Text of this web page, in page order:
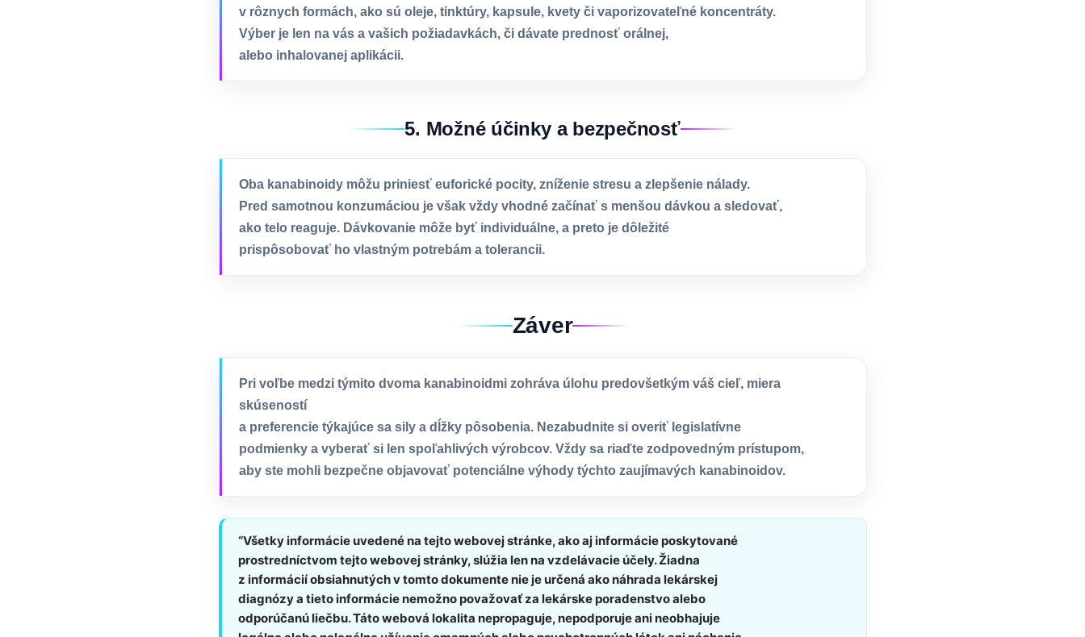
v rôznych formách, ako sú oleje, tinktúry, kapsule, kvety či vaporizovateľné koncentráty.
Výber je len na vás a vašich požiadavkách, či dávate prednosť orálnej,
alebo inhalovanej aplikácii.
5. Možné účinky a bezpečnosť
Oba kanabinoidy môžu priniesť euforické pocity, zníženie stresu a zlepšenie nálady.
Pred samotnou konzumáciou je však vždy vhodné začínať s menšou dávkou a sledovať,
ako telo reaguje. Dávkovanie môže byť individuálne, a preto je dôležité
prispôsobovať ho vlastným potrebám a tolerancii.
Záver
Pri voľbe medzi týmito dvoma kanabinoidmi zohráva úlohu predovšetkým váš cieľ, miera
skúseností
a preferencie týkajúce sa sily a dĺžky pôsobenia. Nezabudnite si overiť legislatívne
podmienky a vyberať si len spoľahlivých výrobcov. Vždy sa riaďte zodpovedným prístupom,
aby ste mohli bezpečne objavovať potenciálne výhody týchto zaujímavých kanabinoidov.
“Všetky informácie uvedené na tejto webovej stránke, ako aj informácie poskytované
prostredníctvom tejto webovej stránky, slúžia len na vzdelávacie účely. Žiadna
z informácií obsiahnutých v tomto dokumente nie je určená ako náhrada lekárskej
diagnózy a tieto informácie nemožno považovať za lekárske poradenstvo alebo
odporúčanú liečbu. Táto webová lokalita nepropaguje, nepodporuje ani neobhajuje